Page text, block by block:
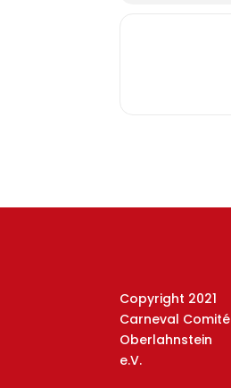
Copyright 2021
Carneval Comité
Oberlahnstein
e.V.